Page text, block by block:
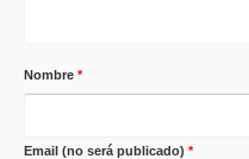
Nombre *
Email (no será publicado) *